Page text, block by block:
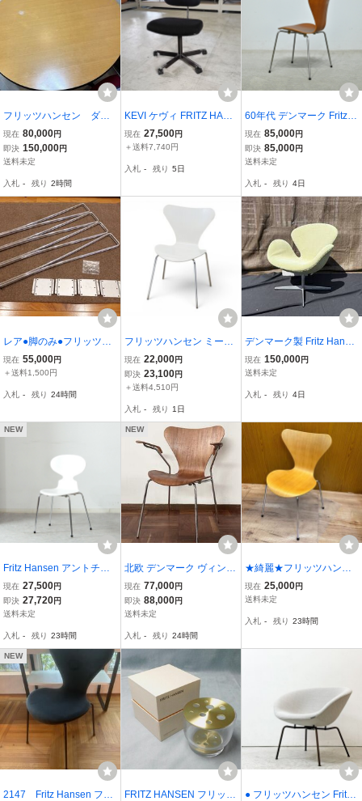
フリッツハンセン ダイ
ニングテーブル 丸テーブ
ル 廃盤モデル
現在 80,000円
即決 150,000円
送料未定
入札 - 残り 2時間
KEVI ケヴィ FRITZ HANS
EN フリッツハンセン デ
スクチェア キャスターチ
家具 デンマーク製
現在 27,500円
＋送料7,740円
入札 - 残り 5日
60年代 デンマーク Fritz H
ansen アルネ・ヤコブセ
ン “3107” セブンチェア
チーク材 60年代ヴィンテ
ラン Idee
現在 85,000円
即決 85,000円
送料未定
入札 - 残り 4日
レア●脚のみ●フリッツハ
ンセン●FRITZ HANSEN●
Bテーブル●スパンレッグ
●デンマーク●交換用に
現在 55,000円
＋送料1,500円
入札 - 残り 24時間
フリッツハンセン ミーテ
ィングチェア セブンチェ
ア ホワイト アルネ・ヤコ
ブセン 北欧家具 デザイナ
家具 AG22035
現在 22,000円
即決 23,100円
＋送料4,510円
入札 - 残り 1日
デンマーク製 Fritz Hanse
n/フリッツ ハンセン SWA
N/スワンチェア アルネヤ
ニング 椅子 ヴィンテージ
現在 150,000円
送料未定
入札 - 残り 4日
NEW
Fritz Hansen アントチェ
ア/アリンコチェア ホワイ
ト A ZR24941
現在 27,500円
即決 27,720円
送料未定
入札 - 残り 23時間
NEW
北欧 デンマーク ヴィンテ
ージ Fritz Hansen フリッ
ツハンセン アルネ ヤコブ
セン セブンチェア アーム
現在 77,000円
即決 88,000円
送料未定
入札 - 残り 24時間
★綺麗★フリッツハンセ
ン★1脚★セブンチェア★
北欧★ヤコブセン★デザ
en★チェア★SR(W257）
現在 25,000円
送料未定
入札 - 残り 23時間
NEW
2147 Fritz Hansen フリ
FRITZ HANSEN フリッ
● フリッツハンセン Fritz